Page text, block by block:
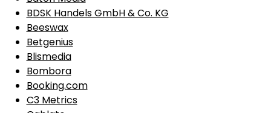
BDSK Handels GmbH & Co. KG
Beeswax
Betgenius
Blismedia
Bombora
Booking.com
C3 Metrics